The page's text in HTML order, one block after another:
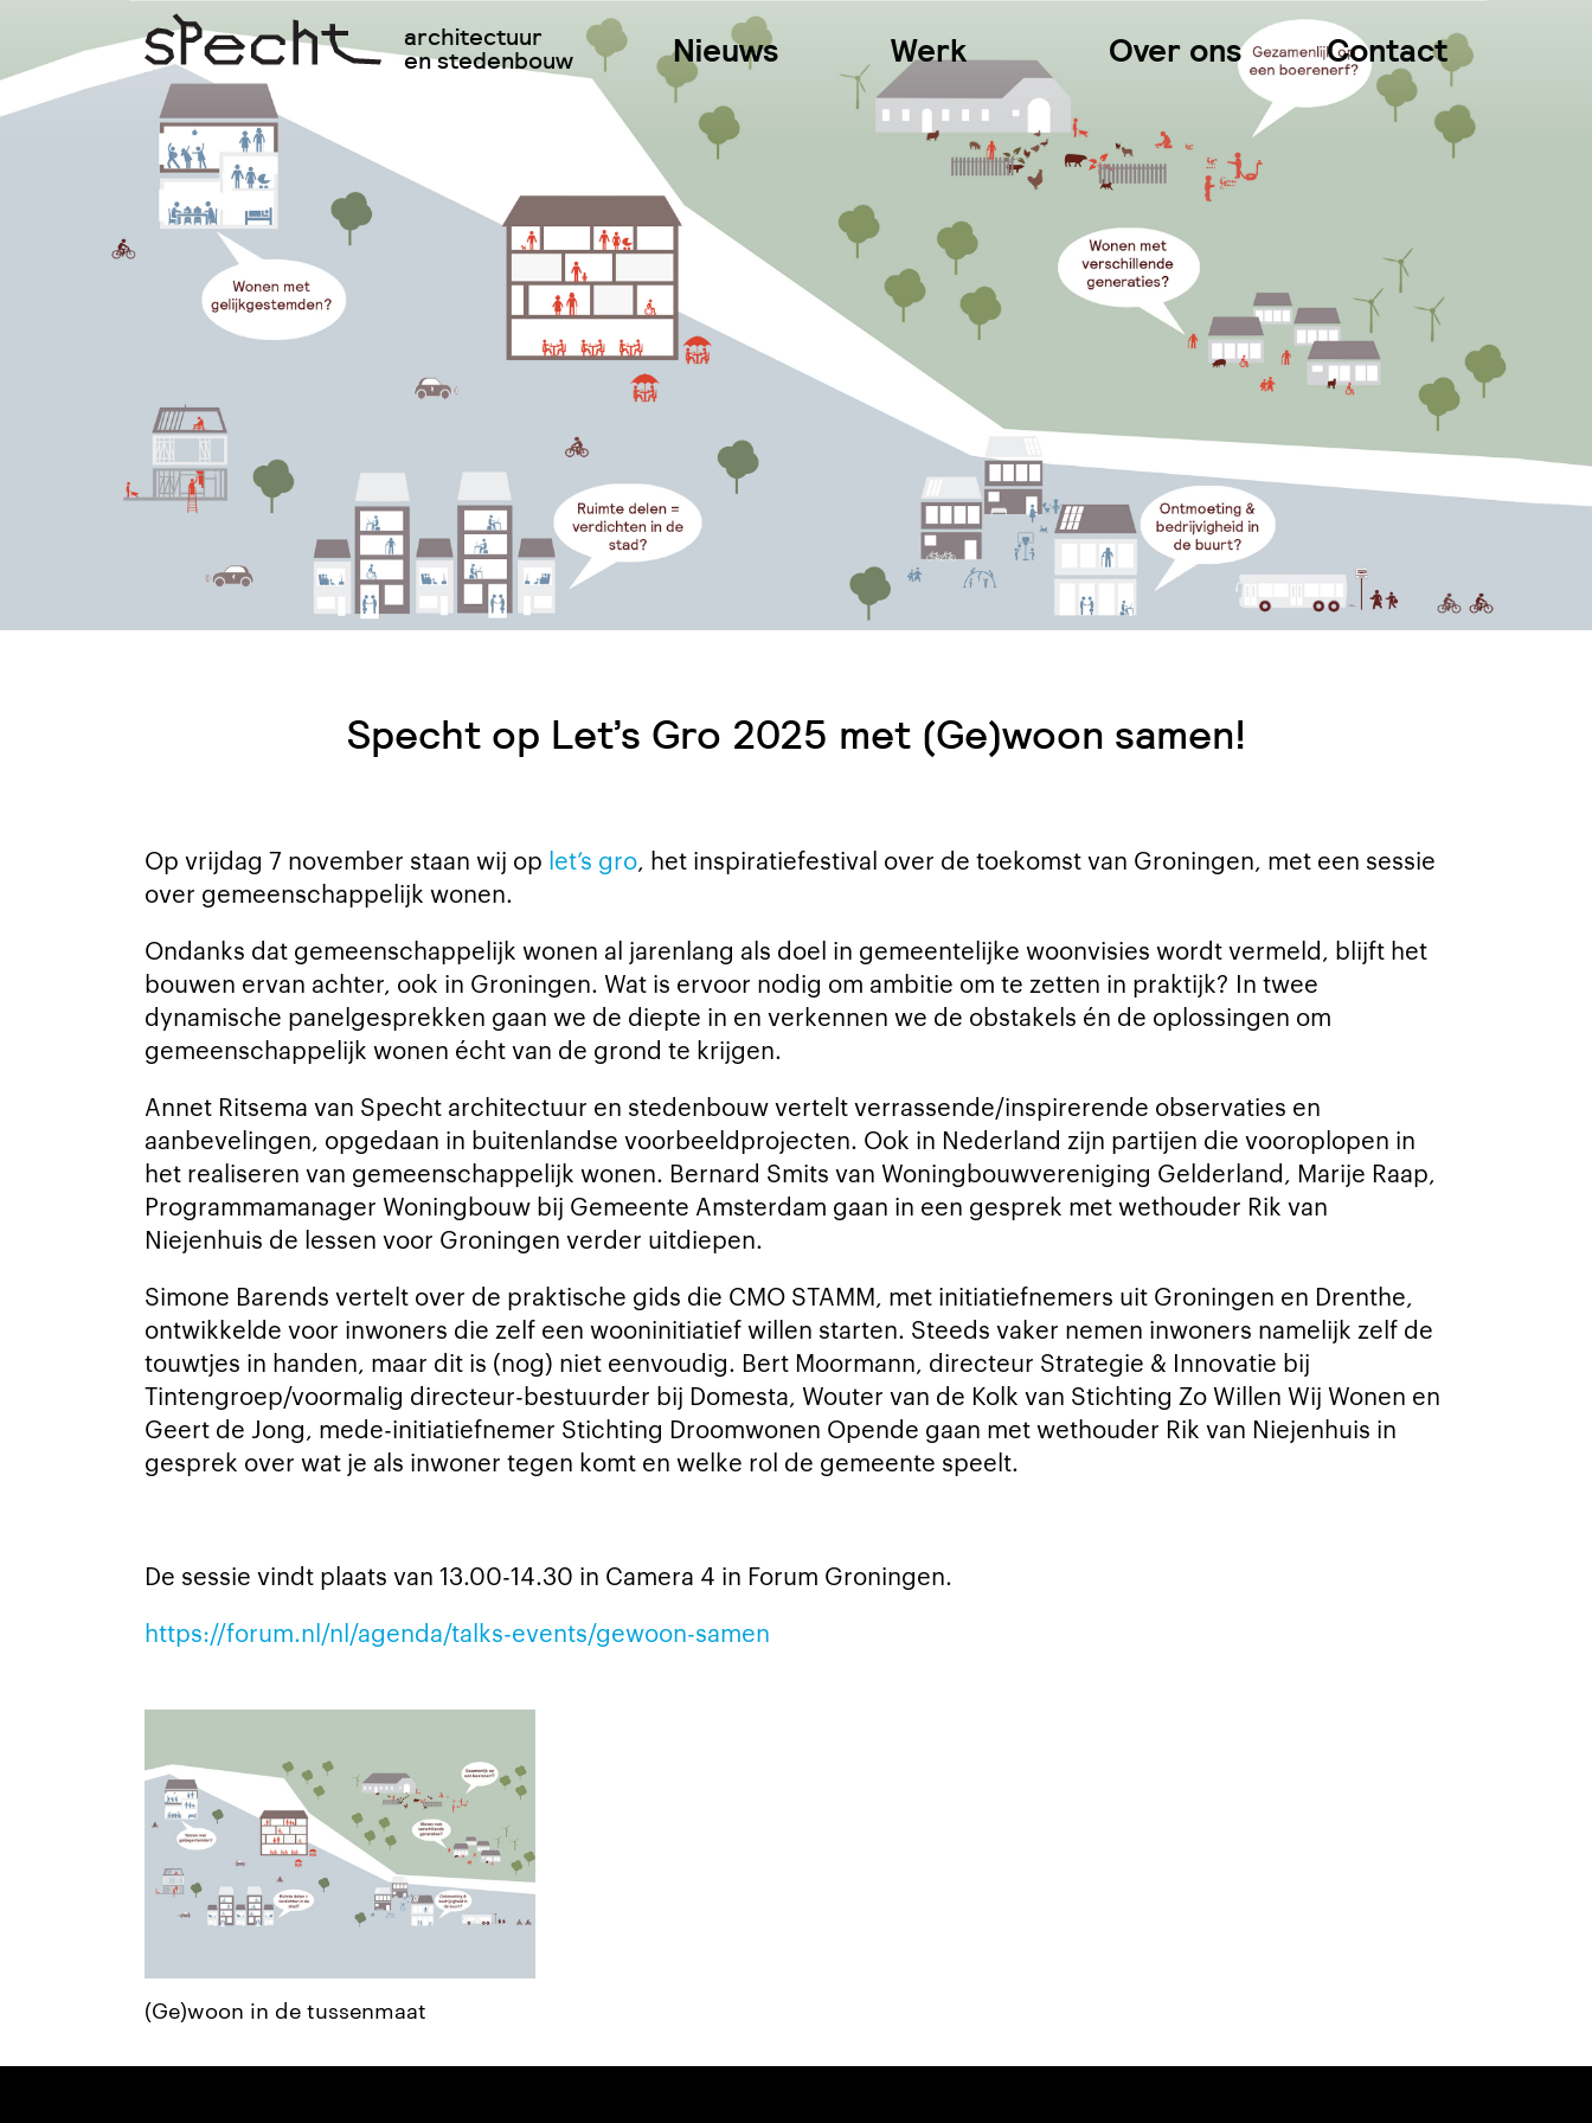
architectuur
en stedenbouw Nieuws Werk Over ons Contact
Specht op Let’s Gro 2025 met (Ge)woon samen!
Op vrijdag 7 november staan wij op let’s gro, het inspiratiefestival over de toekomst van Groningen, met een sessie
over gemeenschappelijk wonen.
Ondanks dat gemeenschappelijk wonen al jarenlang als doel in gemeentelijke woonvisies wordt vermeld, blijft het
bouwen ervan achter, ook in Groningen. Wat is ervoor nodig om ambitie om te zetten in praktijk? In twee
dynamische panelgesprekken gaan we de diepte in en verkennen we de obstakels én de oplossingen om
gemeenschappelijk wonen écht van de grond te krijgen.
Annet Ritsema van Specht architectuur en stedenbouw vertelt verrassende/inspirerende observaties en
aanbevelingen, opgedaan in buitenlandse voorbeeldprojecten. Ook in Nederland zijn partijen die vooroplopen in
het realiseren van gemeenschappelijk wonen. Bernard Smits van Woningbouwvereniging Gelderland, Marije Raap,
Programmamanager Woningbouw bij Gemeente Amsterdam gaan in een gesprek met wethouder Rik van
Niejenhuis de lessen voor Groningen verder uitdiepen.
Simone Barends vertelt over de praktische gids die CMO STAMM, met initiatiefnemers uit Groningen en Drenthe,
ontwikkelde voor inwoners die zelf een wooninitiatief willen starten. Steeds vaker nemen inwoners namelijk zelf de
touwtjes in handen, maar dit is (nog) niet eenvoudig. Bert Moormann, directeur Strategie & Innovatie bij
Tintengroep/voormalig directeur-bestuurder bij Domesta, Wouter van de Kolk van Stichting Zo Willen Wij Wonen en
Geert de Jong, mede-initiatiefnemer Stichting Droomwonen Opende gaan met wethouder Rik van Niejenhuis in
gesprek over wat je als inwoner tegen komt en welke rol de gemeente speelt.
De sessie vindt plaats van 13.00-14.30 in Camera 4 in Forum Groningen.
https://forum.nl/nl/agenda/talks-events/gewoon-samen
(Ge)woon in de tussenmaat